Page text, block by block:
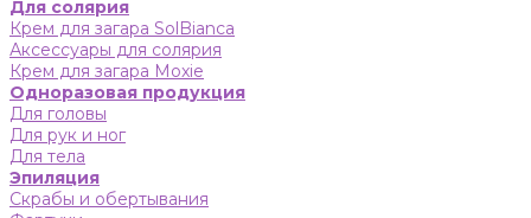
Для солярия
Крем для загара SolBianca
Аксессуары для солярия
Крем для загара Moxie
Одноразовая продукция
Для головы
Для рук и ног
Для тела
Эпиляция
Скрабы и обертывания